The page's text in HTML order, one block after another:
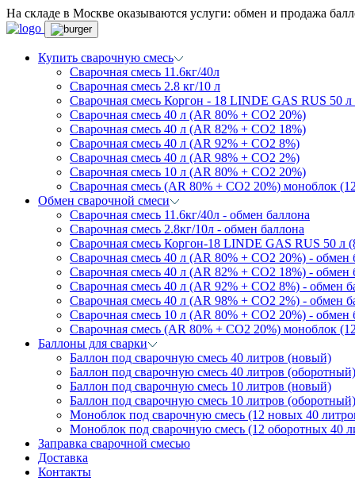
На складе в Москве оказываются услуги: обмен и продажа
Купить сварочную смесь
Сварочная смесь 11.6кг/40л
Сварочная смесь 2.8 кг/10 л
Сварочная смесь Коргон - 18 LINDE GAS RUS 50
Сварочная смесь 40 л (AR 80% + CO2 20%)
Сварочная смесь 40 л (AR 82% + CO2 18%)
Сварочная смесь 40 л (AR 92% + CO2 8%)
Сварочная смесь 40 л (AR 98% + CO2 2%)
Сварочная смесь 10 л (AR 80% + CO2 20%)
Сварочная смесь (AR 80% + CO2 20%) моноблок
Обмен сварочной смеси
Сварочная смесь 11.6кг/40л - обмен баллона
Сварочная смесь 2.8кг/10л - обмен баллона
Сварочная смесь Коргон-18 LINDE GAS RUS 50 л
Сварочная смесь 40 л (AR 80% + CO2 20%) - обмен
Сварочная смесь 40 л (AR 82% + CO2 18%) - обмен
Сварочная смесь 40 л (AR 92% + CO2 8%) - обмен
Сварочная смесь 40 л (AR 98% + CO2 2%) - обмен
Сварочная смесь 10 л (AR 80% + CO2 20%) - обмен
Сварочная смесь (AR 80% + CO2 20%) моноблок
Баллоны для сварки
Баллон под сварочную смесь 40 литров (новый)
Баллон под сварочную смесь 40 литров (оборотный)
Баллон под сварочную смесь 10 литров (новый)
Баллон под сварочную смесь 10 литров (оборотный)
Моноблок под сварочную смесь (12 новых 40
Моноблок под сварочную смесь (12 оборотных 40
Заправка сварочной смесью
Доставка
Контакты